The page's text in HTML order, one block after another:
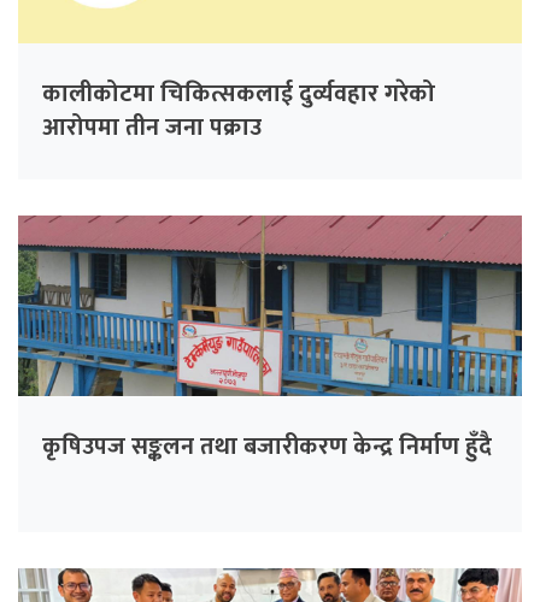
कालीकोटमा चिकित्सकलाई दुर्व्यवहार गरेको
आरोपमा तीन जना पक्राउ
कृषिउपज सङ्कलन तथा बजारीकरण केन्द्र निर्माण हुँदै